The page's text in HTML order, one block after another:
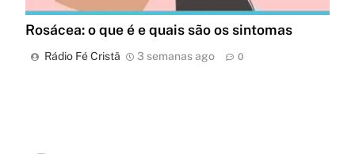
Rosácea: o que é e quais são os sintomas
Rádio Fé Cristã 3 semanas ago 0